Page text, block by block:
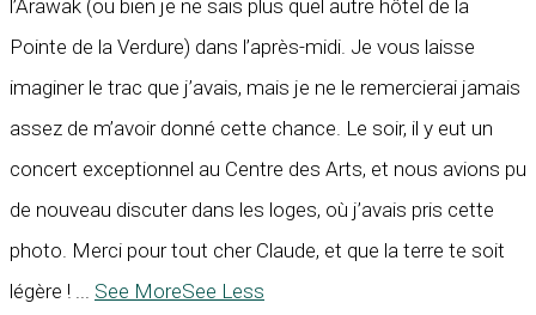
l’Arawak (ou bien je ne sais plus quel autre hôtel de la
Pointe de la Verdure) dans l’après-midi. Je vous laisse
imaginer le trac que j’avais, mais je ne le remercierai jamais
assez de m’avoir donné cette chance. Le soir, il y eut un
concert exceptionnel au Centre des Arts, et nous avions pu
de nouveau discuter dans les loges, où j’avais pris cette
photo. Merci pour tout cher Claude, et que la terre te soit
légère !
See MoreSee Less